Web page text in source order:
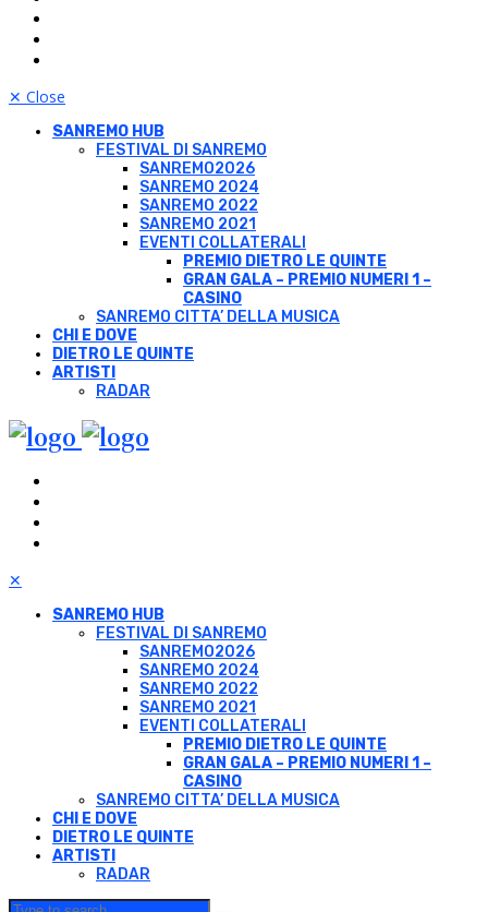
✕ Close
SANREMO HUB
FESTIVAL DI SANREMO
SANREMO2026
SANREMO 2024
SANREMO 2022
SANREMO 2021
EVENTI COLLATERALI
PREMIO DIETRO LE QUINTE
GRAN GALA – PREMIO NUMERI 1 –
CASINO
SANREMO CITTA’ DELLA MUSICA
CHI E DOVE
DIETRO LE QUINTE
ARTISTI
RADAR
✕
SANREMO HUB
FESTIVAL DI SANREMO
SANREMO2026
SANREMO 2024
SANREMO 2022
SANREMO 2021
EVENTI COLLATERALI
PREMIO DIETRO LE QUINTE
GRAN GALA – PREMIO NUMERI 1 –
CASINO
SANREMO CITTA’ DELLA MUSICA
CHI E DOVE
DIETRO LE QUINTE
ARTISTI
RADAR